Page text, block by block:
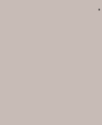
·